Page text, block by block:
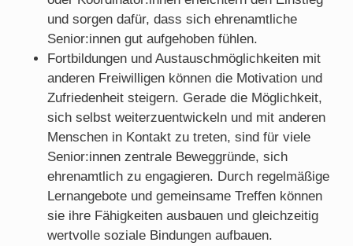
und sorgen dafür, dass sich ehrenamtliche
Senior:innen gut aufgehoben fühlen.
Fortbildungen und Austauschmöglichkeiten mit
anderen Freiwilligen können die Motivation und
Zufriedenheit steigern. Gerade die Möglichkeit,
sich selbst weiterzuentwickeln und mit anderen
Menschen in Kontakt zu treten, sind für viele
Senior:innen zentrale Beweggründe, sich
ehrenamtlich zu engagieren. Durch regelmäßige
Lernangebote und gemeinsame Treffen können
sie ihre Fähigkeiten ausbauen und gleichzeitig
wertvolle soziale Bindungen aufbauen.